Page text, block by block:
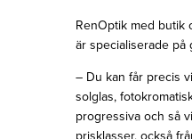
RenOptik med butik
är specialiserade på
– Du kan får precis
solglas,
progressiva och så